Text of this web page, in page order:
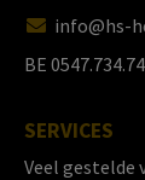
info@hs-
BE
SERVICES
Veel gestelde